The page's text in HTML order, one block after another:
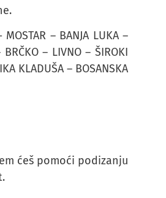
– BANJA LUKA –
BRČKO – LIVNO – ŠIROKI
KLADUŠA – BOSANSKA
ćeš pomoći podizanju